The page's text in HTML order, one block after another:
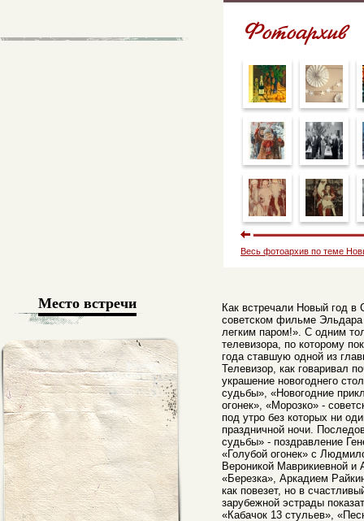
Весь фотоархив по теме
Как встречали Новый год в
советском фильме
легким паром!». С одним
телевизора, по которому
года ставшую одной из
Телевизор, как говаривал
украшение новогоднего
судьбы», «Новогодние
огонек», «Морозко» -
под утро без которых ни
праздничной ночи.
судьбы» - поздравление
«Голубой огонек» с
Вероникой Маврикиевной и
«Березка», Аркадием
как повезет, но в
зарубежной эстрады
«Кабачок 13 стульев»,
Место встречи